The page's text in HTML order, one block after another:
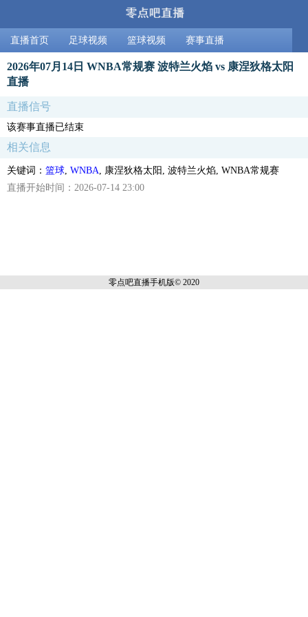
直播首页 足球视频 篮球视频 赛事直播
2026年07月14日 WNBA常规赛 波特兰火焰 vs 康涅狄格太阳
直播
直播信号
该赛事直播已结束
相关信息
关键词： 篮球 WNBA , 康涅狄格太阳, 波特兰火焰, WNBA常规赛
直播开始时间：2026-07-14 23:00
零点吧直播手机版© 2020